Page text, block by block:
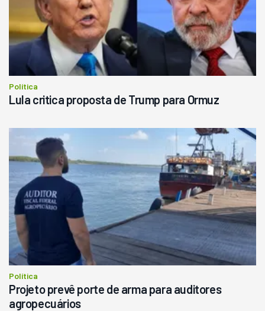
Política
Lula critica proposta de Trump para Ormuz
Política
Projeto prevê porte de arma para auditores
agropecuários